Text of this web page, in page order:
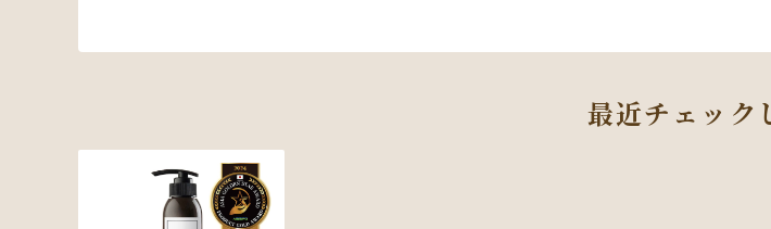
最近チェック